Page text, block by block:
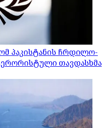
პაკისტანის ჩრდილო-
თავდასხმა